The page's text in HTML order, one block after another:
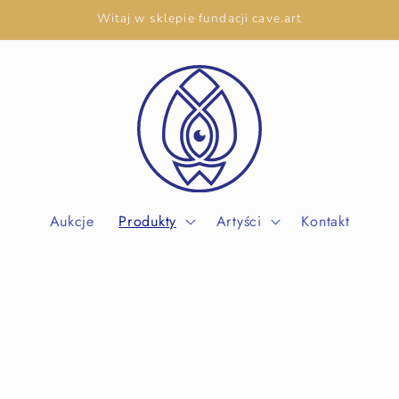
Witaj w sklepie fundacji cave.art
Aukcje Produkty Artyści Kontakt